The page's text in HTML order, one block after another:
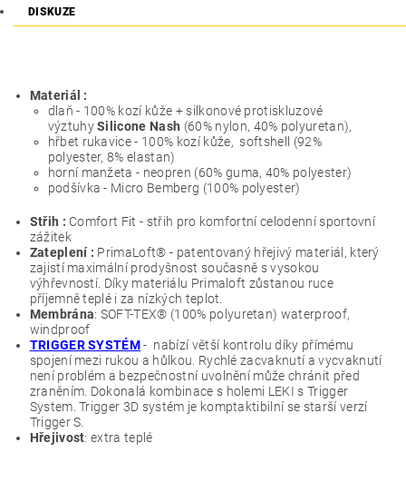
DISKUZE
Materiál :
dlaň - 100% kozí kůže + silkonové protiskluzové
výztuhy Silicone Nash (60% nylon, 40% polyuretan),
hřbet rukavice - 100% kozí kůže, softshell (92%
polyester, 8% elastan)
horní manžeta - neopren (60% guma, 40% polyester)
podšívka - Micro Bemberg (100% polyester)
Střih : Comfort Fit - střih pro komfortní celodenní sportovní
zážitek
Zateplení : PrimaLoft® - patentovaný hřejivý materiál, který
zajistí maximální prodyšnost současně s vysokou
výhřevností. Díky materiálu Primaloft zůstanou ruce
příjemně teplé i za nízkých teplot.
Membrána: SOFT-TEX® (100% polyuretan) waterproof,
windproof
TRIGGER SYSTÉM - nabízí větší kontrolu díky přímému
spojení mezi rukou a hůlkou. Rychlé zacvaknutí a vycvaknutí
není problém a bezpečnostní uvolnění může chránit před
zraněním. Dokonalá kombinace s holemi LEKI s Trigger
System. Trigger 3D systém je komptaktibilní se starší verzí
Trigger S.
Hřejivost: extra teplé